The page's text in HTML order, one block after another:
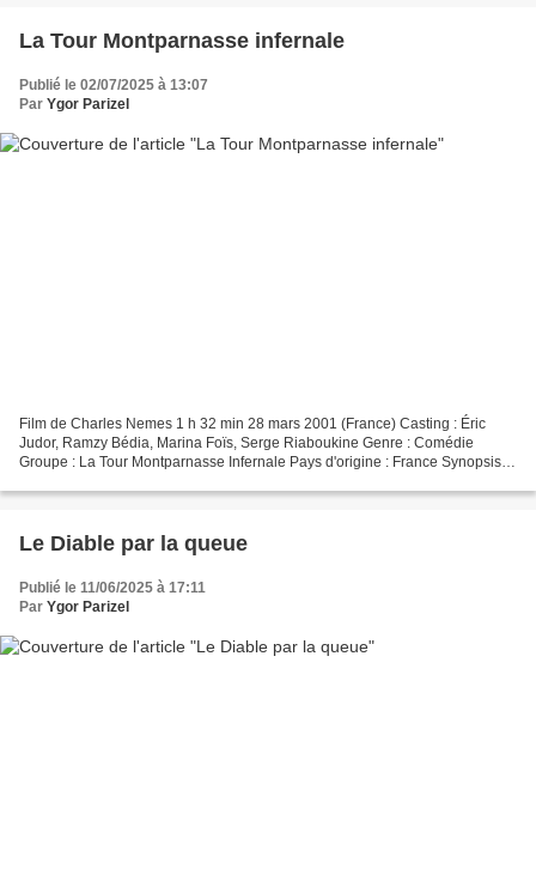
La Tour Montparnasse infernale
Publié le 02/07/2025 à 13:07
Par Ygor Parizel
Film de Charles Nemes 1 h 32 min 28 mars 2001 (France) Casting : Éric
Judor, Ramzy Bédia, Marina Foïs, Serge Riaboukine Genre : Comédie
Groupe : La Tour Montparnasse Infernale Pays d'origine : France Synopsis
Le Diable par la queue
Publié le 11/06/2025 à 17:11
Par Ygor Parizel